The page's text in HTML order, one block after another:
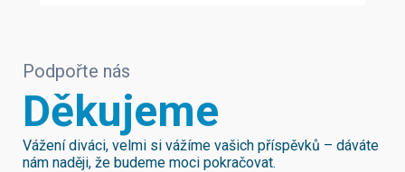
Podpořte nás
Děkujeme
Vážení diváci, velmi si vážíme vašich příspěvků – dáváte
nám naději, že budeme moci pokračovat.